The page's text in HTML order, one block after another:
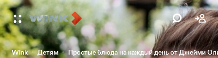
Wink Детям Простые блюда на каждый день от Джейми